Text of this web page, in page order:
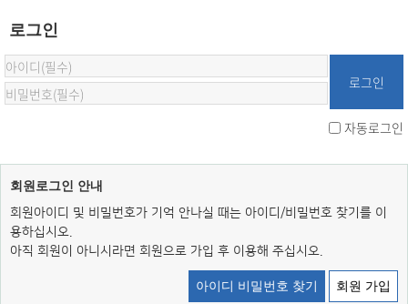
로그인
자동로그인
회원로그인 안내
회원아이디 및 비밀번호가 기억 안나실 때는 아이디/비밀번호 찾기를 이
용하십시오.
아직 회원이 아니시라면 회원으로 가입 후 이용해 주십시오.
아이디 비밀번호 찾기 회원 가입